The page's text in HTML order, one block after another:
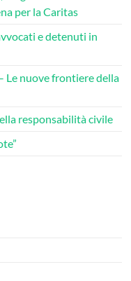
per la Caritas
e detenuti in
Le nuove frontiere della
responsabilità civile